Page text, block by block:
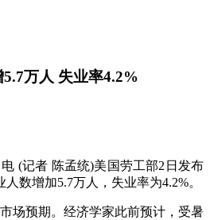
万人 失业率4.2%
(记者 陈孟统)美国劳工部2日发布
数增加5.7万人，失业率为4.2%。
预期。经济学家此前预计，受暑